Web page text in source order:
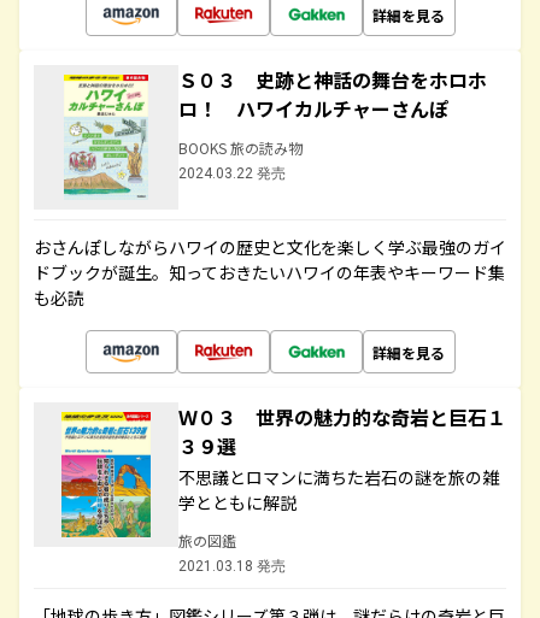
詳細を見る
Ｓ０３ 史跡と神話の舞台をホロホ
ロ！ ハワイカルチャーさんぽ
BOOKS 旅の読み物
2024.03.22 発売
おさんぽしながらハワイの歴史と文化を楽しく学ぶ最強のガイ
ドブックが誕生。知っておきたいハワイの年表やキーワード集
も必読
詳細を見る
Ｗ０３ 世界の魅力的な奇岩と巨石１
３９選
不思議とロマンに満ちた岩石の謎を旅の雑
学とともに解説
旅の図鑑
2021.03.18 発売